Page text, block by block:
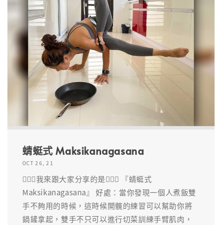
蜻蜓式 Maksikanagasana
OCT 26, 21
🧘🏽‍♀️我來跟大家分享的是🧘🏽‍♀️ 『蜻蜓式
Maksikanagasana』 好處：當你發現一個人煮飯雙
手不夠用的時候，這時候開髖的練習可以幫助你將
鍋鏟拿起，雙手不只可以進行切菜訓練手臂肌肉，